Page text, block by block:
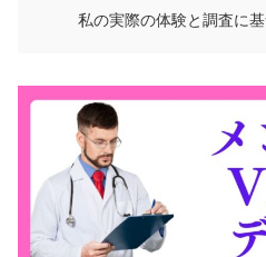
私の実際の体験と調査に